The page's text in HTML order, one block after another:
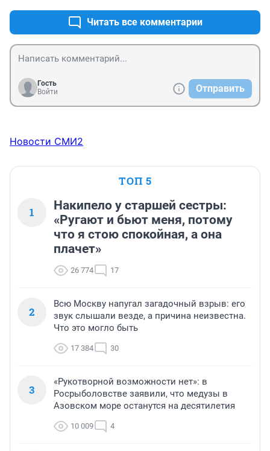
Читать все комментарии
Гость
Войти
Отправить
Новости СМИ2
ТОП 5
1
Накипело у старшей сестры:
«Ругают и бьют меня, потому
что я стою спокойная, а она
плачет»
26 774 17
2
Всю Москву напугал загадочный взрыв: его
звук слышали везде, а причина неизвестна.
Что это могло быть
17 384 30
3
«Рукотворной возможности нет»: в
Росрыболовстве заявили, что медузы в
Азовском море останутся на десятилетия
10 009 4